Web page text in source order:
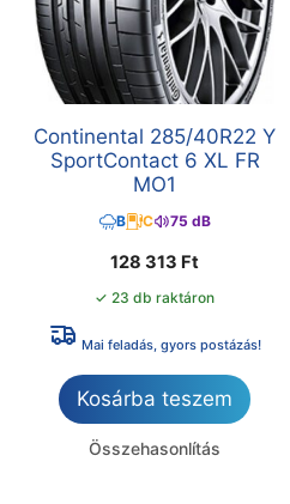
Continental 285/40R22 Y
SportContact 6 XL FR
MO1
B C 75 dB
128 313 Ft
✓ 23 db raktáron
Mai feladás, gyors postázás!
Kosárba teszem
Összehasonlítás